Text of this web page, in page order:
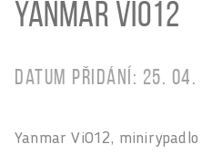
Yanmar ViO12
Datum přidání: 25. 04.
Yanmar ViO12,